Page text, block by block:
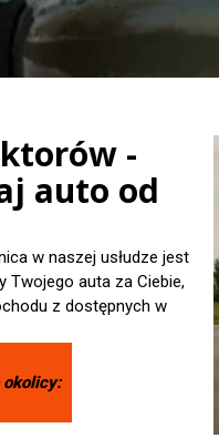
-
auto od
w naszej usłudze jest
Twojego auta za Ciebie,
z dostępnych w